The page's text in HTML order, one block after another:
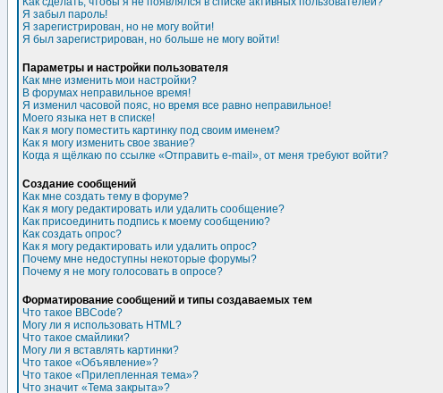
Я забыл пароль!
Я зарегистрирован, но не могу войти!
Я был зарегистрирован, но больше не могу войти!
Параметры и настройки пользователя
Как мне изменить мои настройки?
В форумах неправильное время!
Я изменил часовой пояс, но время все равно неправильное!
Моего языка нет в списке!
Как я могу поместить картинку под своим именем?
Как я могу изменить свое звание?
Когда я щёлкаю по ссылке «Отправить e-mail», от меня требуют войти?
Создание сообщений
Как мне создать тему в форуме?
Как я могу редактировать или удалить сообщение?
Как присоединить подпись к моему сообщению?
Как создать опрос?
Как я могу редактировать или удалить опрос?
Почему мне недоступны некоторые форумы?
Почему я не могу голосовать в опросе?
Форматирование сообщений и типы создаваемых тем
Что такое BBCode?
Могу ли я использовать HTML?
Что такое смайлики?
Могу ли я вставлять картинки?
Что такое «Объявление»?
Что такое «Прилепленная тема»?
Что значит «Тема закрыта»?